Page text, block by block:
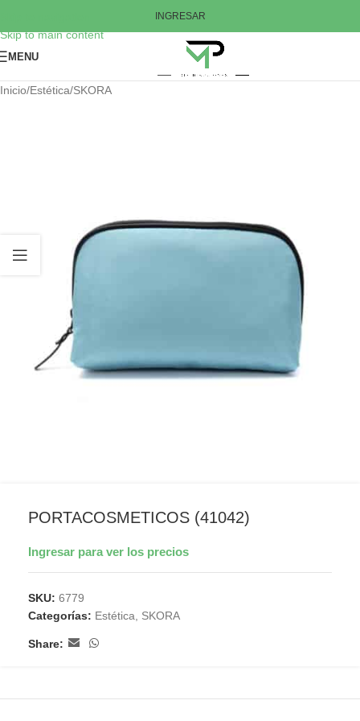
Skip to main content
INGRESAR
MENU
Inicio/Estética/SKORA
PORTACOSMETICOS (41042)
Ingresar para ver los precios
SKU: 6779
Categorías: Estética SKORA
Share: